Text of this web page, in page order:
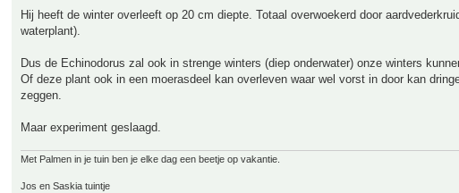
Hij heeft de winter overleeft op 20 cm diepte. Totaal overwoekerd door
waterplant).
Dus de Echinodorus zal ook in strenge winters (diep onderwater) onze winters
Of deze plant ook in een moerasdeel kan overleven waar wel vorst in door kan
zeggen.
Maar experiment geslaagd.
Met Palmen in je tuin ben je elke dag een beetje op vakantie.
Jos en Saskia tuintje